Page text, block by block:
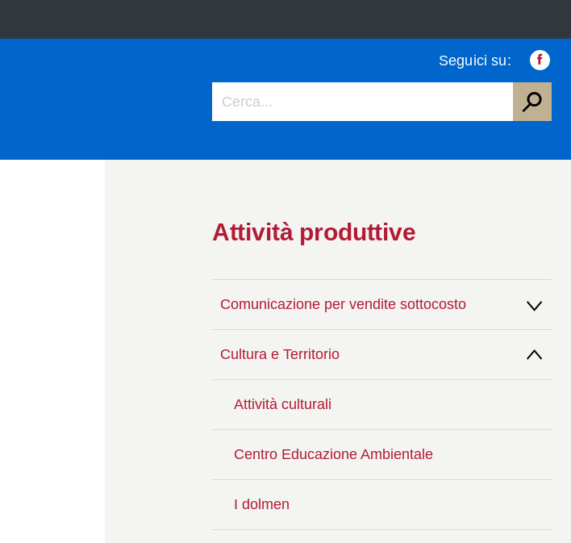
Seguici su:
Attività produttive
Comunicazione per vendite sottocosto
Cultura e Territorio
Attività culturali
Centro Educazione Ambientale
I dolmen